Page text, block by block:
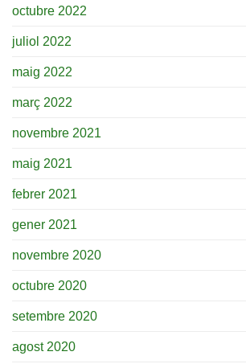
octubre 2022
juliol 2022
maig 2022
març 2022
novembre 2021
maig 2021
febrer 2021
gener 2021
novembre 2020
octubre 2020
setembre 2020
agost 2020